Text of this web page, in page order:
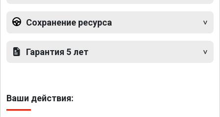
Сохранение ресурса
Гарантия 5 лет
Ваши действия: